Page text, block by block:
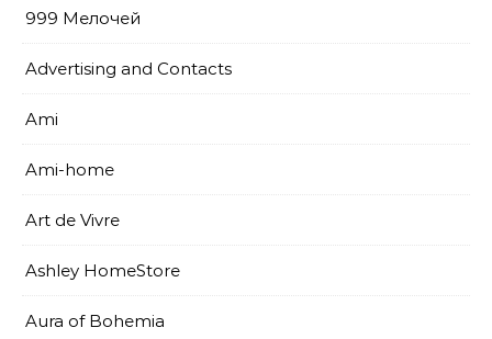
999 Мелочей
Advertising and Contacts
Ami
Ami-home
Art de Vivre
Ashley HomeStore
Aura of Bohemia